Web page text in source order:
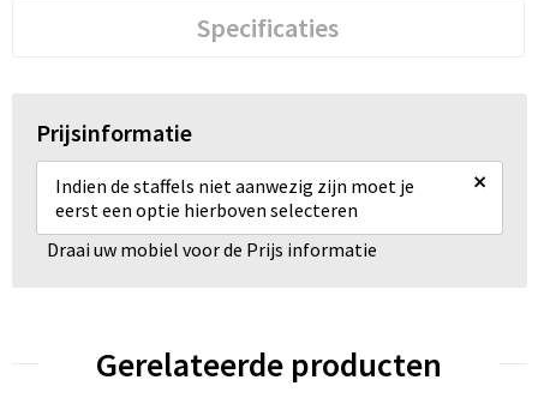
Specificaties
Prijsinformatie
Indien de staffels niet aanwezig zijn moet je
eerst een optie hierboven selecteren
×
Draai uw mobiel voor de Prijs informatie
Gerelateerde producten